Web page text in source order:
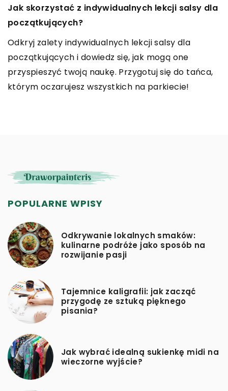
Jak efektywnie korzystać z kuponów
rabatowych podczas zakupów online
Odkryj sposoby, jak zaoszczędzić pieniądze
podczas zakupów online dzięki kuponom
rabatowym. Przeczytaj nasz poradnik, aby
dowiedzieć się, gdzie znaleźć najlepsze oferty i jak
Jak podróżowanie może wzbogacić twoje
kolekcjonerskie hobby?
Odkryj, jak pasja do podróżowania może
poszerzyć twoje zainteresowania kolekcjonerskie.
Porady, jak znaleźć unikalne perełki w różnych
zakątkach świata i jak urozmaicić swoją kolekcję.
Jak skorzystać z indywidualnych lekcji salsy dla
początkujących?
Odkryj zalety indywidualnych lekcji salsy dla
początkujących i dowiedz się, jak mogą one
przyspieszyć twoją naukę. Przygotuj się do tańca,
którym oczarujesz wszystkich na parkiecie!
POPULARNE WPISY
Odkrywanie lokalnych smaków:
kulinarne podróże jako sposób na
rozwijanie pasji
Tajemnice kaligrafii: jak zacząć
przygodę ze sztuką pięknego
pisania?
Jak wybrać idealną sukienkę midi na
wieczorne wyjście?